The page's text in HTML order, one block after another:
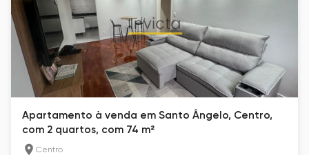
Apartamento à venda em Santo Ângelo, Centro,
com 2 quartos, com 74 m²
Centro